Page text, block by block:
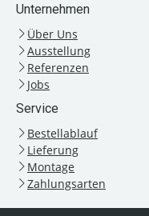
Unternehmen
Über Uns
Ausstellung
Referenzen
Jobs
Service
Bestellablauf
Lieferung
Montage
Zahlungsarten